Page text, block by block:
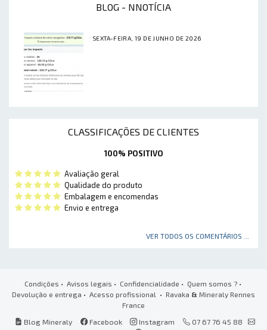
BLOG - NNOTÍCIA
SEXTA-FEIRA, 19 DE JUNHO DE 2026
CLASSIFICAÇÕES DE CLIENTES
100% POSITIVO
Avaliação geral
Qualidade do produto
Embalagem e encomendas
Envio e entrega
VER TODOS OS COMENTÁRIOS ...
Condições • Avisos legais • Confidencialidade • Quem somos ?•
Devolução e entrega • Acesso profissional • Ravaka & Mineraly Rennes
France
Blog Mineraly
Facebook Instagram
07 67 76 45 88